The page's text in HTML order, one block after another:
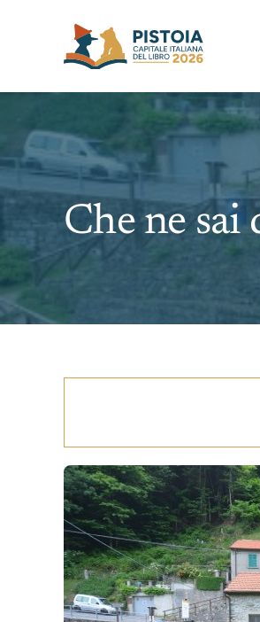
Che ne sai